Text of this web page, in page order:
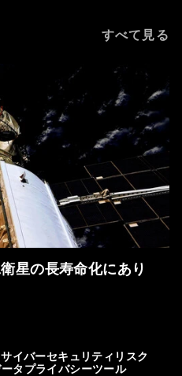
すべて見る
星の長寿命化にあり
イバーセキュリティリスク
タプライバシーツール